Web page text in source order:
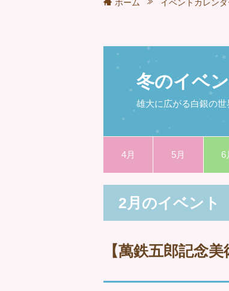
ホーム イベントカレンダ
冬のイベ
雄大に広がる白銀の
4月 5月 6
2月のイベント
【萬鉄五郎記念